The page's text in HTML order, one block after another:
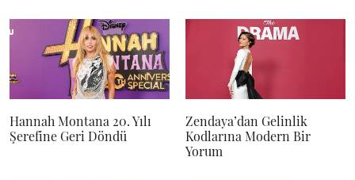
Hannah Montana 20. Yılı
Şerefine Geri Döndü
Zendaya’dan Gelinlik
Kodlarına Modern Bir
Yorum